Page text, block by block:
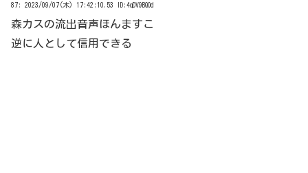
87: 2023/09/07(木) 17:42:10.53 ID:4qDV9BQOd
森カスの流出音声ほんますこ
逆に人として信用できる